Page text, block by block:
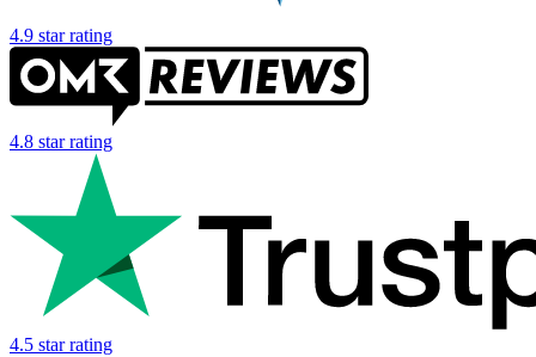
4.9 star rating
4.8 star rating
4.5 star rating